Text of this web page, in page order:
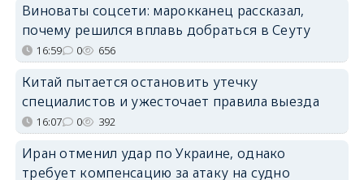
Виноваты соцсети: марокканец рассказал,
почему решился вплавь добраться в Сеуту
16:59 0 656
Китай пытается остановить утечку
специалистов и ужесточает правила выезда
16:07 0 392
Иран отменил удар по Украине, однако
требует компенсацию за атаку на судно